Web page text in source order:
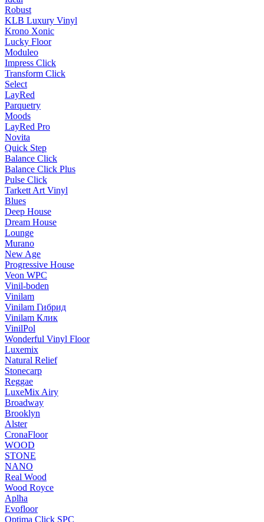
Robust
KLB Luxury Vinyl
Krono Xonic
Lucky Floor
Moduleo
Impress Click
Transform Click
Select
LayRed
Parquetry
Moods
LayRed Pro
Novita
Quick Step
Balance Click
Balance Click Plus
Pulse Click
Tarkett Art Vinyl
Blues
Deep House
Dream House
Lounge
Murano
New Age
Progressive House
Veon WPC
Vinil-boden
Vinilam
Vinilam Гибрид
Vinilam Клик
VinilPol
Wonderful Vinyl Floor
Luxemix
Natural Relief
Stonecarp
Reggae
LuxeMix Airy
Broadway
Brooklyn
Alster
CronaFloor
WOOD
STONE
NANO
Real Wood
Wood Royce
Aplha
Evofloor
Optima Click SPC